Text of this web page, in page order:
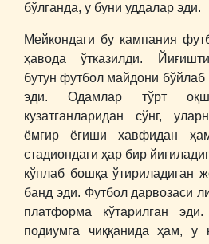
бўлганда, у буни уддалар эди.
Мейкондаги бу кампания
ҳавода ўтказилди.
бутун футбол майдони бўйлаб
эди. Одамлар тўрт
кузатганларидан сўнг,
ёмғир ёғиши хавфидан
стадиондаги ҳар бир
кўплаб бошқа ўтириладиган
банд эди. Футбол дарвозаси
платформа кўтарилган
подиумга чиққанида ҳам, у